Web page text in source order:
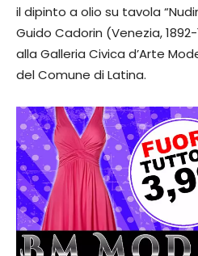
il dipinto a olio su tavola
Guido Cadorin (Venezia, 1892-
alla Galleria Civica d’Arte
del Comune di Latina.